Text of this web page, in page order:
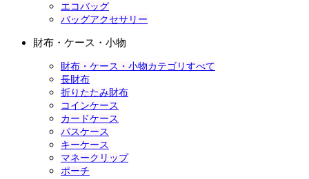
エコバッグ
バッグアクセサリー
財布・ケース・小物
財布・ケース・小物カテゴリすべて
長財布
折りたたみ財布
コインケース
カードケース
パスケース
キーケース
マネークリップ
ポーチ